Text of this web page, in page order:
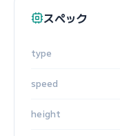
スペック
type
speed
height